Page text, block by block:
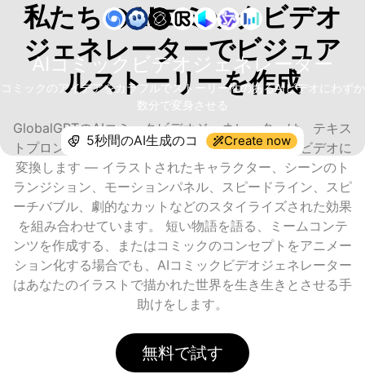
AIコミックビデオジェネレーター
コミックのアイデアをカラフルでストーリー性のあるAIビデオにわずか
数分で変身させる
Create now
私たちのAIコミックビデオ
ジェネレーターでビジュア
ルストーリーを作成
GlobalGPTのAIコミックビデオジェネレーターは、テキス
トプロンプトをアニメーション化されたコミックビデオに
変換します — イラストされたキャラクター、シーンのト
ランジション、モーションパネル、スピードライン、スピ
ーチバブル、劇的なカットなどのスタイライズされた効果
を組み合わせています。 短い物語を語る、ミームコンテ
ンツを作成する、またはコミックのコンセプトをアニメー
ション化する場合でも、AIコミックビデオジェネレーター
はあなたのイラストで描かれた世界を生き生きとさせる手
助けをします。
無料で試す